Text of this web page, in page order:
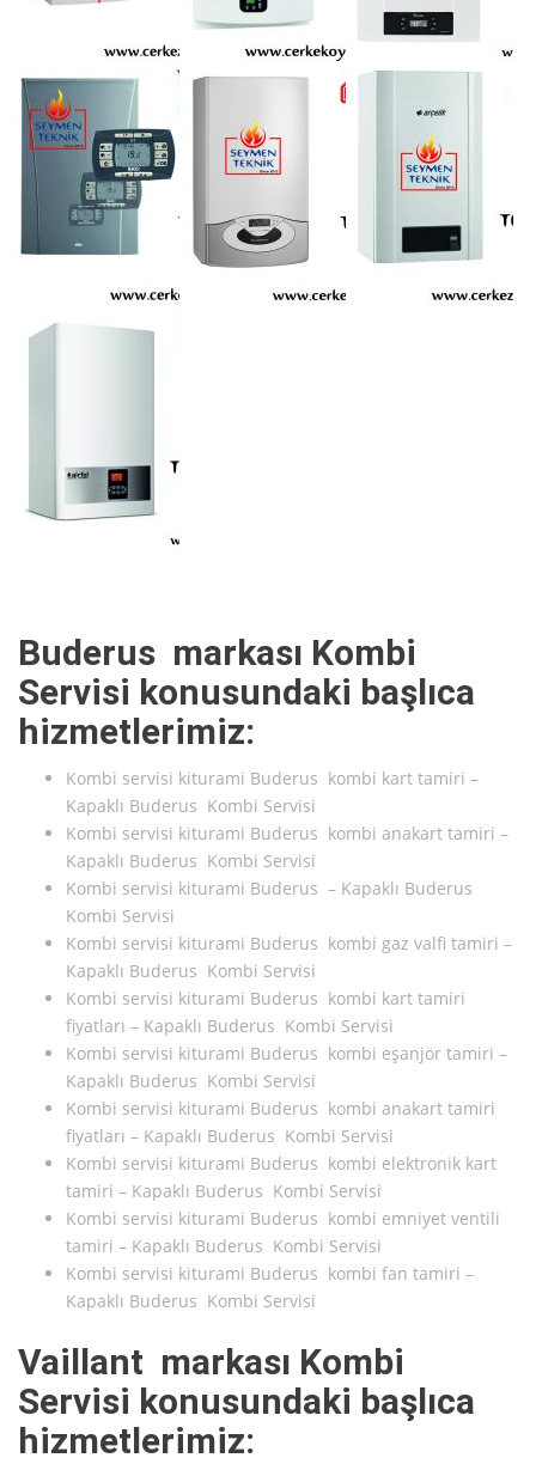
Buderus markası Kombi
Servisi konusundaki başlıca
hizmetlerimiz:
Kombi servisi kiturami Buderus kombi kart tamiri –
Kapaklı Buderus Kombi Servisi
Kombi servisi kiturami Buderus kombi anakart tamiri –
Kapaklı Buderus Kombi Servisi
Kombi servisi kiturami Buderus – Kapaklı Buderus
Kombi Servisi
Kombi servisi kiturami Buderus kombi gaz valfi tamiri –
Kapaklı Buderus Kombi Servisi
Kombi servisi kiturami Buderus kombi kart tamiri
fiyatları – Kapaklı Buderus Kombi Servisi
Kombi servisi kiturami Buderus kombi eşanjör tamiri –
Kapaklı Buderus Kombi Servisi
Kombi servisi kiturami Buderus kombi anakart tamiri
fiyatları – Kapaklı Buderus Kombi Servisi
Kombi servisi kiturami Buderus kombi elektronik kart
tamiri – Kapaklı Buderus Kombi Servisi
Kombi servisi kiturami Buderus kombi emniyet ventili
tamiri – Kapaklı Buderus Kombi Servisi
Kombi servisi kiturami Buderus kombi fan tamiri –
Kapaklı Buderus Kombi Servisi
Vaillant markası Kombi
Servisi konusundaki başlıca
hizmetlerimiz: